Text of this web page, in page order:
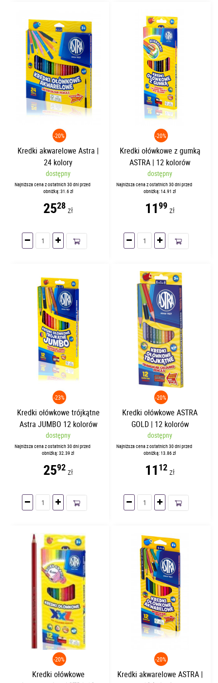
-20%
Kredki akwarelowe Astra |
24 kolory
dostępny
Najniższa cena z ostatnich 30 dni przed
obniżką: 31.6 zł
2528zł
-20%
Kredki ołówkowe z gumką
ASTRA | 12 kolorów
dostępny
Najniższa cena z ostatnich 30 dni przed
obniżką: 14.91 zł
1199zł
-23%
Kredki ołówkowe trójkątne
Astra JUMBO 12 kolorów
dostępny
Najniższa cena z ostatnich 30 dni przed
obniżką: 32.39 zł
2592zł
-20%
Kredki ołówkowe ASTRA
GOLD | 12 kolorów
dostępny
Najniższa cena z ostatnich 30 dni przed
obniżką: 13.86 zł
11 12zł
-20%
Kredki ołówkowe
-20%
Kredki akwarelowe ASTRA |